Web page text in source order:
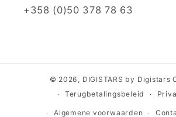
+358 (0)50 378 78 63
© 2026, DIGISTARS by Digistars
Terugbetalingsbeleid
Algemene voorwaarden